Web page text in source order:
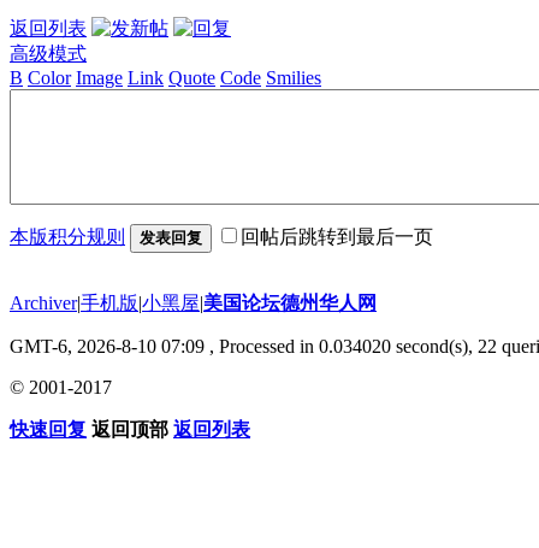
返回列表
高级模式
B Color Image Link Quote Code Smilies
本版积分规则 发表回复 回帖后跳转到最后一页
Archiver|手机版|小黑屋|美国论坛德州华人网
GMT-6, 2026-8-10 07:09 , Processed in 0.034020 second(s), 22
© 2001-2017
快速回复 返回顶部 返回列表